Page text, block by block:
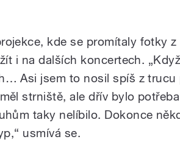
kde se promítaly fotky z
i na dalších koncertech.
Asi jsem to nosil spíš z trucu
strniště, ale dřív bylo
taky nelíbilo. Dokonce
usmívá se.